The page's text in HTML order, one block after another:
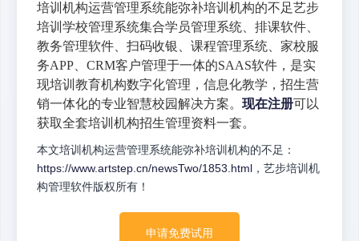
培训机构运营管理系统能弥补培训机构的不足艺步
培训学校管理系统集合学员管理系统、排课软件、
教务管理软件、扫码收银、课程管理系统、家校服
务APP、CRM客户管理于一体的SAAS软件，是实
现培训教育机构数字化管理，信息化教学，招生营
销一体化的专业智慧校园解决方案。 现在注册可以
获取全套培训机构招生管理资料一套。
本文培训机构运营管理系统能弥补培训机构的不足：
https://www.artstep.cn/newsTwo/1853.html ，艺步培训机
构管理软件版权所有！
申请免费试用